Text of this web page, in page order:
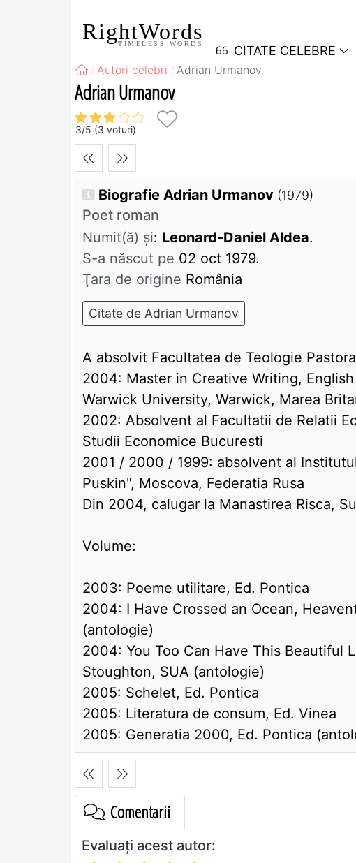
RightWords
TIMELESS WORDS CITATE CELEBRE
Autori celebri Adrian Urmanov
Adrian Urmanov
3/5 (3 voturi)
Biografie Adrian Urmanov (1979)
Poet roman
Numit(ă) și: Leonard-Daniel Aldea.
S-a născut pe 02 oct 1979.
Ţara de origine România
Citate de Adrian Urmanov
A absolvit Facultatea de Teologie
2004: Master in Creative Writing,
Warwick University, Warwick, Marea
2002: Absolvent al Facultatii de Relatii
Studii Economice Bucuresti
2001 / 2000 / 1999: absolvent al
Puskin", Moscova, Federatia Rusa
Din 2004, calugar la Manastirea Risca,
Volume:
2003: Poeme utilitare, Ed. Pontica
2004: I Have Crossed an Ocean,
(antologie)
2004: You Too Can Have This Beautiful
Stoughton, SUA (antologie)
2005: Schelet, Ed. Pontica
2005: Literatura de consum, Ed. Vinea
2005: Generatia 2000, Ed. Pontica
Comentarii
Evaluați acest autor: